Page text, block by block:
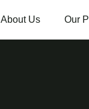
About Us Our